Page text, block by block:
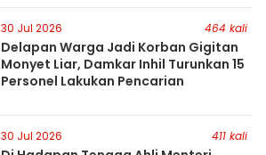
30 Jul 2026 464 kali
Delapan Warga Jadi Korban Gigitan
Monyet Liar, Damkar Inhil Turunkan 15
Personel Lakukan Pencarian
30 Jul 2026 411 kali